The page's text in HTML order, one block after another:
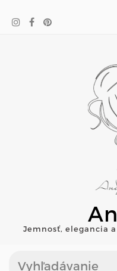
Jemnosť, elegancia